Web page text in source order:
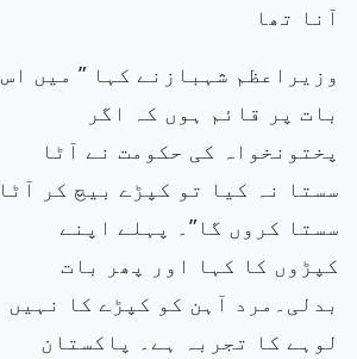
آنا تھا
وزیراعظم شہبازنے کہا ” میں اس
بات پر قائم ہوں کہ اگر
پختونخواہ کی حکومت نے آٹا
سستا نہ کیا تو کپڑے بیچ کر آٹا
سستا کروں گا”۔ پہلے اپنے
کپڑوں کا کہا اور پھر بات
بدلی۔مرد آہن کو کپڑے کا نہیں
لوہے کا تجربہ ہے۔ پاکستان